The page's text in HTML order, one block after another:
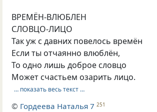
ВРЕМЁН-ВЛЮБЛЕН
СЛОВЦО-ЛИЦО
Так уж с давних повелось времён
Если ты отчаянно влюблён,
То одно лишь доброе словцо
Может счастьем озарить лицо.
… показать весь текст …
© Гордеева Наталья 7 251